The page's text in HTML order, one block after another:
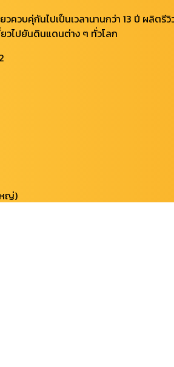
วควบคุ่กันไปเป็นเวลานานกว่า 13 ปี ผลิ
ยวไปยันดินแดนต่าง ๆ ทั่วโลก
หญ่)